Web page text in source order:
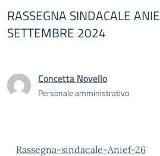
RASSEGNA SINDACALE
SETTEMBRE 2024
Concetta Novello
Personale amministrativo
Rassegna-sindacale-Anief-26